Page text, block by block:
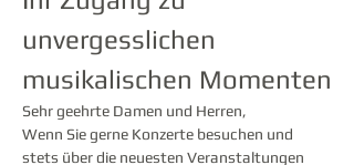
unvergesslichen
musikalischen Momenten
Sehr geehrte Damen und Herren,
Wenn Sie gerne Konzerte besuchen und
stets über die neuesten Veranstaltungen